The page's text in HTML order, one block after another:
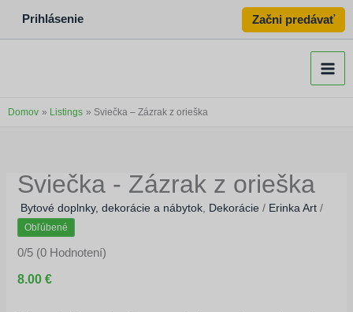
Prihlásenie Začni predávať
Domov Listings Sviečka – Zázrak z orieška
Sviečka - Zázrak z orieška
Bytové doplnky, dekorácie a nábytok, Dekorácie / Erinka Art /
Obľúbené
0/5 (0 Hodnotení)
8.00 €